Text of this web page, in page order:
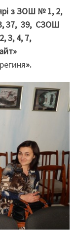
з ЗОШ № 1, 2,
37, 39, СЗОШ
3, 4, 7,
».